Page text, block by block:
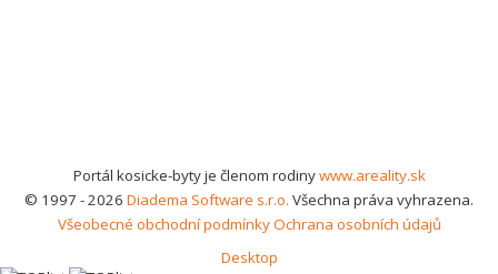
Portál kosicke-byty je členom rodinywww.areality.sk
© 1997 - 2026 Diadema Software s.r.o. Všechna práva vyhrazena.
Všeobecné obchodní podmínkyOchrana osobních údajů
Desktop